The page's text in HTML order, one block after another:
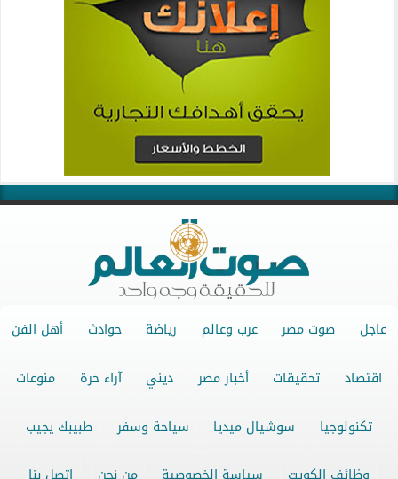
عاجل صوت مصر عرب وعالم رياضة حوادث أهل الفن
اقتصاد تحقيقات أخبار مصر ديني آراء حرة منوعات
تكنولوجيا سوشيال ميديا سياحة وسفر طبيبك يجيب